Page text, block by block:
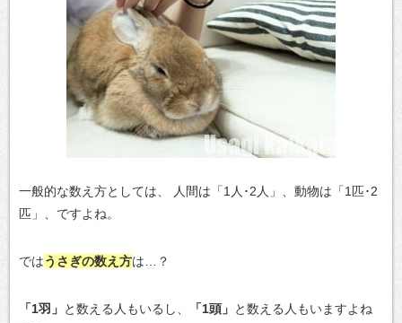
一般的な数え方としては、
人間は「1人･2人」、動物は「1匹･2
匹」、ですよね。
ではうさぎの数え方は…？
「1羽」 と数える人もいるし、 「1頭」 と数える人もいますよね